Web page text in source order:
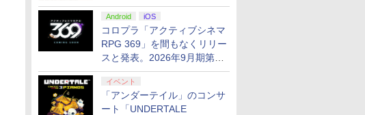
販決定！ ピカチュウたちの
ぬいぐるみが当たる
Android iOS
コロプラ「アクティブシネマ
RPG 369」を間もなくリリー
スと発表。2026年9月期第3
四半期決算にて
イベント
「アンダーテイル」のコンサ
ート「UNDERTALE